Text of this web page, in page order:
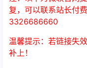
复，可以联系站长付
3326686660
温馨提示：若链接失
补上！